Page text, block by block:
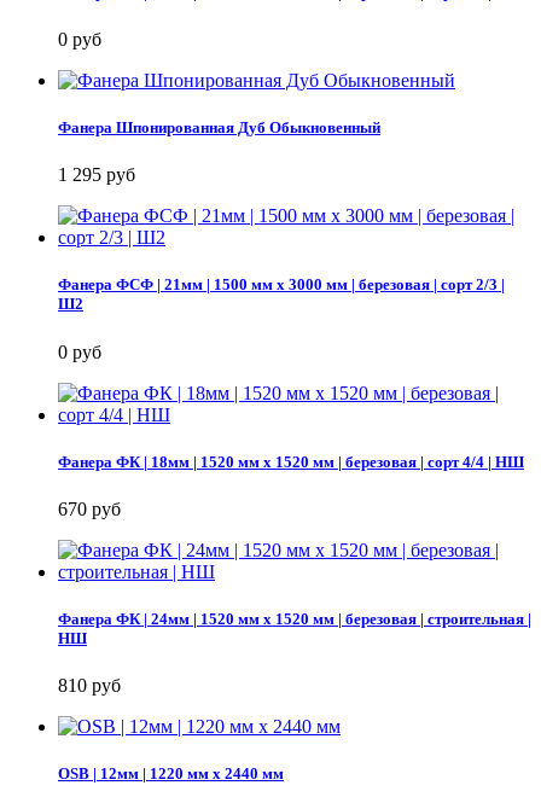
0 руб
Фанера Шпонированная Дуб Обыкновенный
1 295 руб
Фанера ФСФ | 21мм | 1500 мм х 3000 мм | березовая | сорт 2/3 |
Ш2
0 руб
Фанера ФК | 18мм | 1520 мм х 1520 мм | березовая | сорт 4/4 | НШ
670 руб
Фанера ФК | 24мм | 1520 мм х 1520 мм | березовая | строительная |
НШ
810 руб
OSB | 12мм | 1220 мм х 2440 мм